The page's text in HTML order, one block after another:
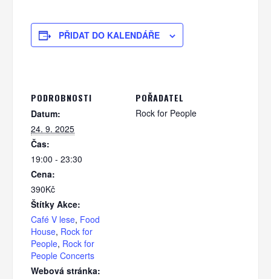
PŘIDAT DO KALENDÁŘE
PODROBNOSTI
Datum:
24. 9. 2025
Čas:
19:00 - 23:30
Cena:
390Kč
Štítky Akce:
Café V lese, Food
House, Rock for
People, Rock for
People Concerts
Webová stránka:
POŘADATEL
Rock for People